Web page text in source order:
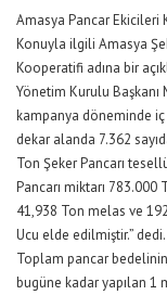
Amasya Pancar
Konuyla ilgili Amasya
Kooperatifi adına bir
Yönetim Kurulu Başkanı
kampanya döneminde
dekar alanda 7.362
Ton Şeker Pancarı
Pancarı miktarı
41,938 Ton melas ve
Ucu elde edilmiştir.” dedi.
Toplam pancar
bugüne kadar yapılan